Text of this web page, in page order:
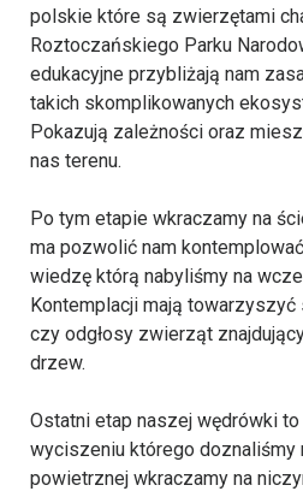
polskie które są zwierzętami
Roztoczańskiego Parku
edukacyjne przybliżają nam
takich skomplikowanych
Pokazują zależności oraz
nas terenu.
Po tym etapie wkraczamy na
ma pozwolić nam
wiedzę którą nabyliśmy na
Kontemplacji mają
czy odgłosy zwierząt
drzew.
Ostatni etap naszej wędrówki
wyciszeniu którego doznaliśmy
powietrznej wkraczamy na